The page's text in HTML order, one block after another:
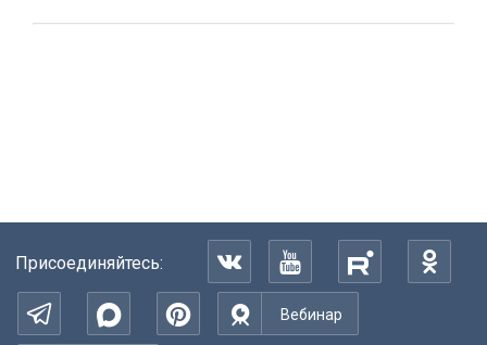
Присоединяйтесь:
Вебинар